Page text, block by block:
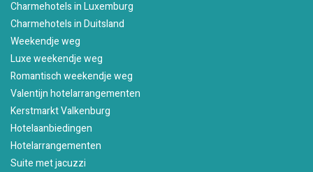
Charmehotels in Luxemburg
Charmehotels in Duitsland
Weekendje weg
Luxe weekendje weg
Romantisch weekendje weg
Valentijn hotelarrangementen
Kerstmarkt Valkenburg
Hotelaanbiedingen
Hotelarrangementen
Suite met jacuzzi